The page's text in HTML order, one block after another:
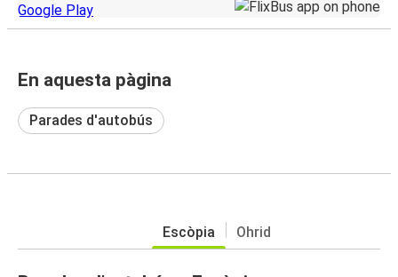
En aquesta pàgina
Parades d'autobús
Escòpia Ohrid